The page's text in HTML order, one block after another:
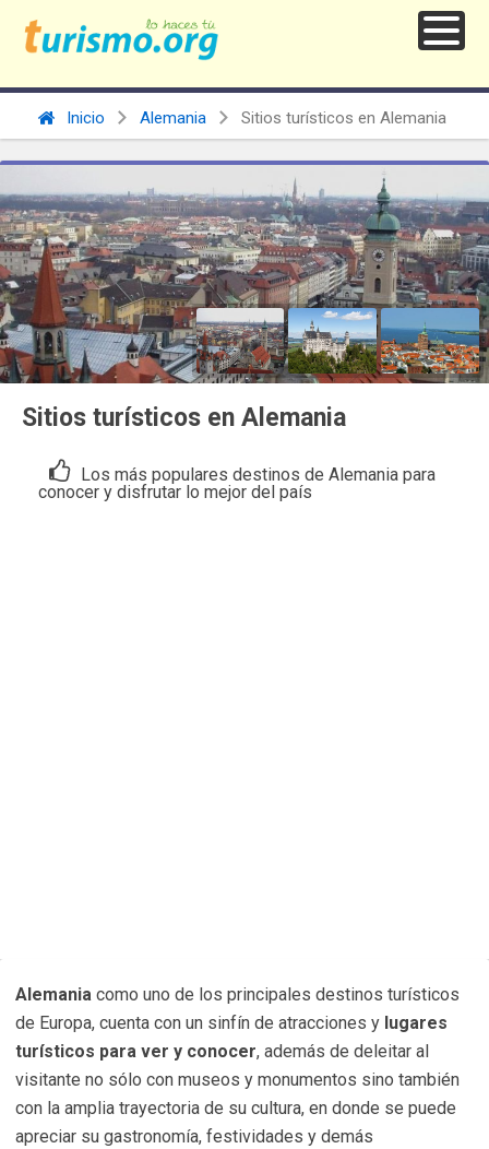
Inicio Alemania Sitios turísticos en Alemania
Sitios turísticos en Alemania
Los más populares destinos de Alemania para
conocer y disfrutar lo mejor del país
Alemania como uno de los principales destinos turísticos
de Europa, cuenta con un sinfín de atracciones y lugares
turísticos para ver y conocer, además de deleitar al
visitante no sólo con museos y monumentos sino también
con la amplia trayectoria de su cultura, en donde se puede
apreciar su gastronomía, festividades y demás